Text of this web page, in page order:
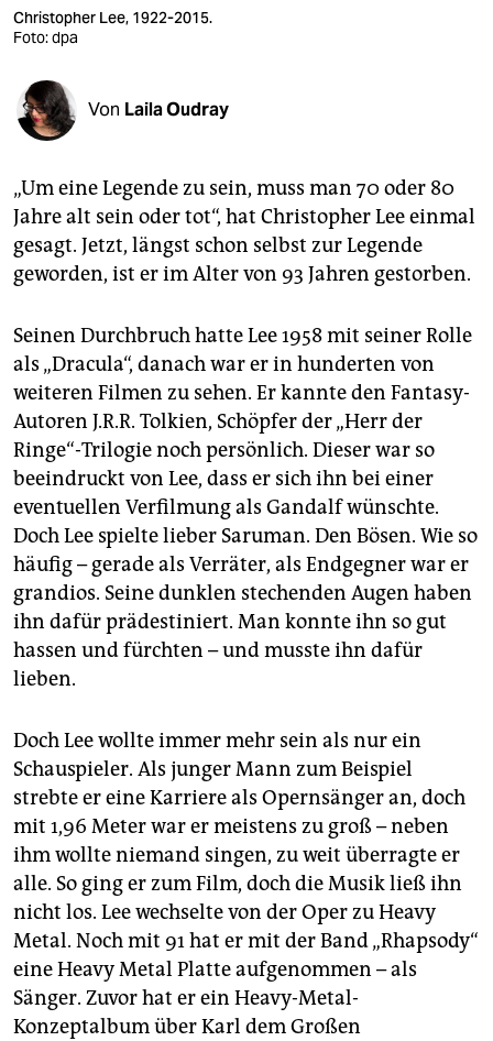
verlag
veranstaltungen
shop
unterstützen
abo
epaper login
Christopher Lee, 1922-2015.
Foto: dpa
Von Laila Oudray
„Um eine Legende zu sein, muss man 70 oder 80
Jahre alt sein oder tot“, hat Christopher Lee einmal
gesagt. Jetzt, längst schon selbst zur Legende
geworden, ist er im Alter von 93 Jahren gestorben.
Seinen Durchbruch hatte Lee 1958 mit seiner Rolle
als „Dracula“, danach war er in hunderten von
weiteren Filmen zu sehen. Er kannte den Fantasy-
Autoren J.R.R. Tolkien, Schöpfer der „Herr der
Ringe“-Trilogie noch persönlich. Dieser war so
beeindruckt von Lee, dass er sich ihn bei einer
eventuellen Verfilmung als Gandalf wünschte.
Doch Lee spielte lieber Saruman. Den Bösen. Wie so
häufig – gerade als Verräter, als Endgegner war er
grandios. Seine dunklen stechenden Augen haben
ihn dafür prädestiniert. Man konnte ihn so gut
hassen und fürchten – und musste ihn dafür
lieben.
Doch Lee wollte immer mehr sein als nur ein
Schauspieler. Als junger Mann zum Beispiel
strebte er eine Karriere als Opernsänger an, doch
mit 1,96 Meter war er meistens zu groß – neben
ihm wollte niemand singen, zu weit überragte er
alle. So ging er zum Film, doch die Musik ließ ihn
nicht los. Lee wechselte von der Oper zu Heavy
Metal. Noch mit 91 hat er mit der Band „Rhapsody“
eine Heavy Metal Platte aufgenommen – als
Sänger. Zuvor hat er ein Heavy-Metal-
Konzeptalbum über Karl dem Großen